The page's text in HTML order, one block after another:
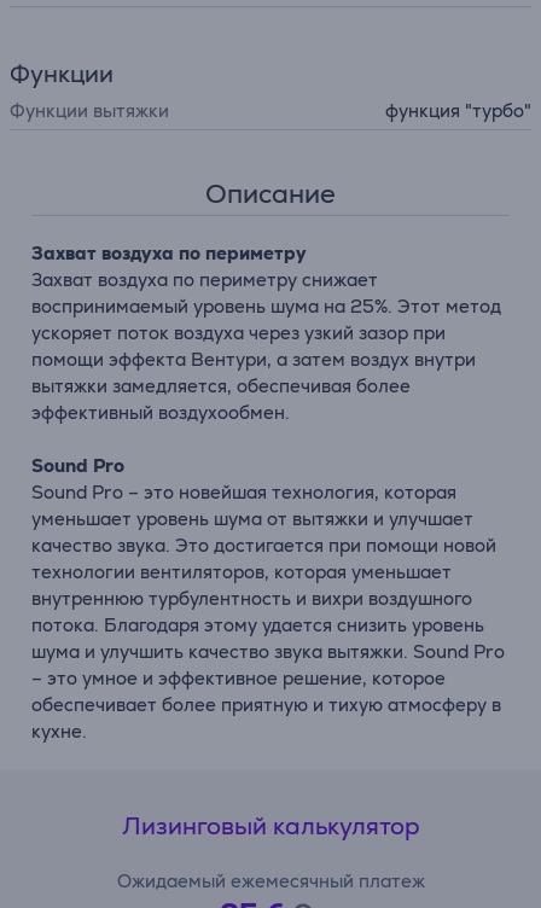
Функции
Функции вытяжки функция "турбо"
Описание
Захват воздуха по периметру
Захват воздуха по периметру снижает
воспринимаемый уровень шума на 25%. Этот метод
ускоряет поток воздуха через узкий зазор при
помощи эффекта Вентури, а затем воздух внутри
вытяжки замедляется, обеспечивая более
эффективный воздухообмен.
Sound Pro
Sound Pro – это новейшая технология, которая
уменьшает уровень шума от вытяжки и улучшает
качество звука. Это достигается при помощи новой
технологии вентиляторов, которая уменьшает
внутреннюю турбулентность и вихри воздушного
потока. Благодаря этому удается снизить уровень
шума и улучшить качество звука вытяжки. Sound Pro
– это умное и эффективное решение, которое
обеспечивает более приятную и тихую атмосферу в
кухне.
Лизинговый калькулятор
Ожидаемый ежемесячный платеж